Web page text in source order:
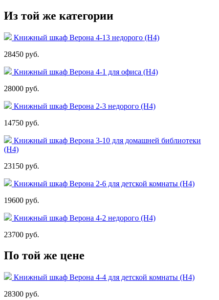
Из той же категории
Книжный шкаф Верона 4-13 недорого (Н4)
28450 руб.
Книжный шкаф Верона 4-1 для офиса (Н4)
28000 руб.
Книжный шкаф Верона 2-3 недорого (Н4)
14750 руб.
Книжный шкаф Верона 3-10 для домашней библиотеки
(Н4)
23150 руб.
Книжный шкаф Верона 2-6 для детской комнаты (Н4)
19600 руб.
Книжный шкаф Верона 4-2 недорого (Н4)
23700 руб.
По той же цене
Книжный шкаф Верона 4-4 для детской комнаты (Н4)
28300 руб.